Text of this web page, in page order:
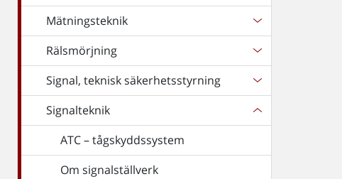
Mätningsteknik
Rälsmörjning
Signal, teknisk säkerhetsstyrning
Signalteknik
ATC – tågskyddssystem
Om signalställverk